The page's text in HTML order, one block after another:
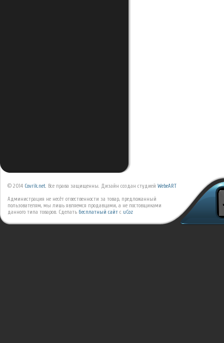
© 2014 Covrik.net. Все права защищенны. Дизайн создан студией WebeART
Администрация не несёт отвественности за товар, предложанный
пользователям, мы лишь являемся продавцами, а не постовщиками
данного типа товаров. Сделать бесплатный сайт с uCoz